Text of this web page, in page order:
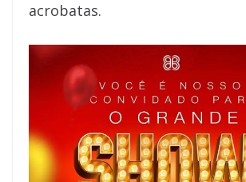
acrobatas.